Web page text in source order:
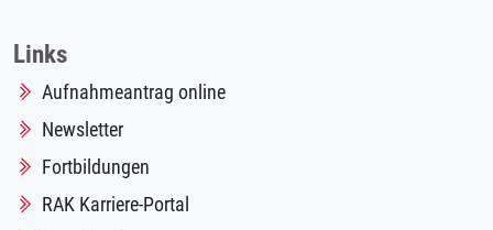
Links
Aufnahmeantrag online
Newsletter
Fortbildungen
RAK Karriere-Portal